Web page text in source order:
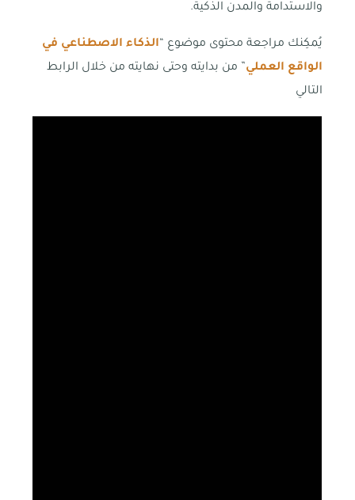
والاستدامة والمدن الذكية.
يُمكِنك مراجعة محتوى موضوع “الذكاء الاصطناعي في
الواقع العملي” من بدايته وحتى نهايته من خلال الرابط
التالي